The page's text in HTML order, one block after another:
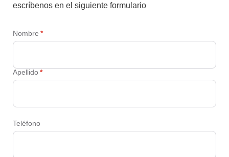
escríbenos en el siguiente formulario
Nombre *
Apellido*
Teléfono